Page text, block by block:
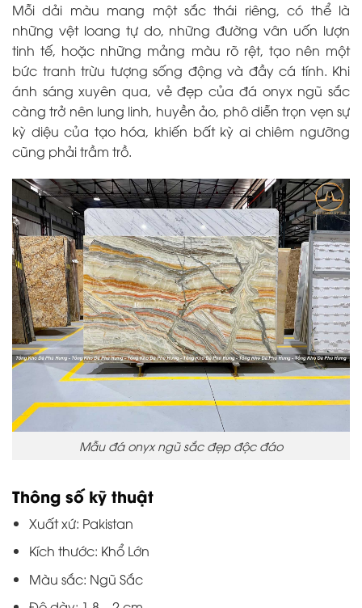
Mỗi dải màu mang một sắc thái riêng, có thể là
những vệt loang tự do, những đường vân uốn lượn
tinh tế, hoặc những mảng màu rõ rệt, tạo nên một
bức tranh trừu tượng sống động và đầy cá tính. Khi
ánh sáng xuyên qua, vẻ đẹp của đá onyx ngũ sắc
càng trở nên lung linh, huyền ảo, phô diễn trọn vẹn sự
kỳ diệu của tạo hóa, khiến bất kỳ ai chiêm ngưỡng
cũng phải trầm trồ.
Mẫu đá onyx ngũ sắc đẹp độc đáo
Thông số kỹ thuật
Xuất xứ: Pakistan
Kích thước: Khổ Lớn
Màu sắc: Ngũ Sắc